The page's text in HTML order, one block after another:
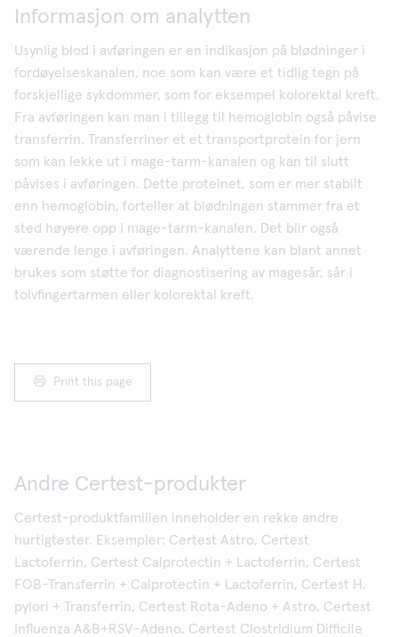
Informasjon om analytten
Usynlig blod i avføringen er en indikasjon på blødninger i
fordøyelseskanalen, noe som kan være et tidlig tegn på
forskjellige sykdommer, som for eksempel kolorektal kreft.
Fra avføringen kan man i tillegg til hemoglobin også påvise
transferrin. Transferriner et et transportprotein for jern
som kan lekke ut i mage-tarm-kanalen og kan til slutt
påvises i avføringen. Dette proteinet, som er mer stabilt
enn hemoglobin, forteller at blødningen stammer fra et
sted høyere opp i mage-tarm-kanalen. Det blir også
værende lenge i avføringen. Analyttene kan blant annet
brukes som støtte for diagnostisering av magesår, sår i
tolvfingertarmen eller kolorektal kreft.
Print this page
Andre Certest-produkter
Certest-produktfamilien inneholder en rekke andre
hurtigtester. Eksempler: Certest Astro, Certest
Lactoferrin, Certest Calprotectin + Lactoferrin, Certest
FOB-Transferrin + Calprotectin + Lactoferrin, Certest H.
pylori + Transferrin, Certest Rota-Adeno + Astro, Certest
Influenza A&B+RSV-Adeno, Certest Clostridium Difficile